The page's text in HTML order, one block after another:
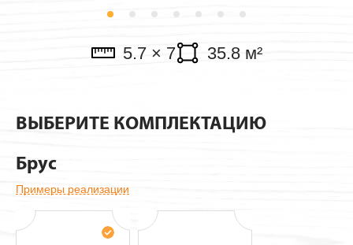
5.7 × 7 35.8 м²
ВЫБЕРИТЕ КОМПЛЕКТАЦИЮ
Брус
Примеры реализации